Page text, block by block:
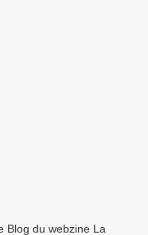
Blog du webzine La